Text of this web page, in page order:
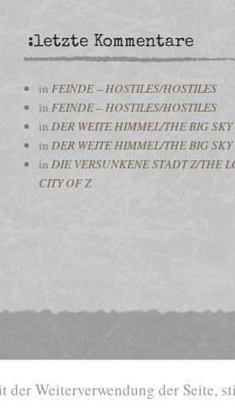
Weiterverwendung der Seite,
:letzte Kommentare
in FEINDE – HOSTILES/HOSTILES
in FEINDE – HOSTILES/HOSTILES
in DER WEITE HIMMEL/THE BIG SKY
in DER WEITE HIMMEL/THE BIG SKY
in DIE VERSUNKENE STADT Z/THE
CITY OF Z